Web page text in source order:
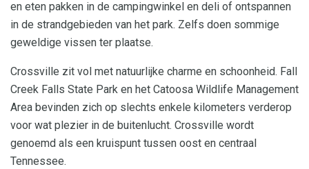
en eten pakken in de campingwinkel en deli of ontspannen
in de strandgebieden van het park. Zelfs doen sommige
geweldige vissen ter plaatse.
Crossville zit vol met natuurlijke charme en schoonheid. Fall
Creek Falls State Park en het Catoosa Wildlife Management
Area bevinden zich op slechts enkele kilometers verderop
voor wat plezier in de buitenlucht. Crossville wordt
genoemd als een kruispunt tussen oost en centraal
Tennessee.